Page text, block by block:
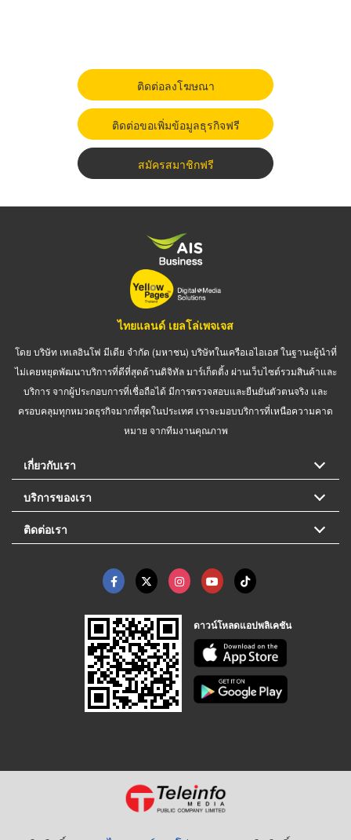
ติดต่อลงโฆษณา
ติดต่อขอเพิ่มข้อมูลธุรกิจฟรี
สมัครสมาชิกฟรี
ไทยแลนด์ เยลโล่เพจเจส
โดย บริษัท เทเลอินโฟ มีเดีย จำกัด (มหาชน) บริษัทในเครือเอไอเอส ในฐานะผู้นำที่
ไม่เคยหยุดพัฒนาบริการที่ดีที่สุดด้านดิจิทัล มาร์เก็ตติ้ง ผ่านเว็บไซต์รวมสินค้าและ
บริการ จากผู้ประกอบการที่เชื่อถือได้ มีการตรวจสอบและยืนยันตัวตนจริง และ
ครอบคลุมทุกหมวดธุรกิจมากที่สุดในประเทศ เราจะมอบบริการที่เหนือความคาด
หมาย จากทีมงานคุณภาพ
เกี่ยวกับเรา
บริการของเรา
ติดต่อเรา
ดาวน์โหลดแอปพลิเคชัน